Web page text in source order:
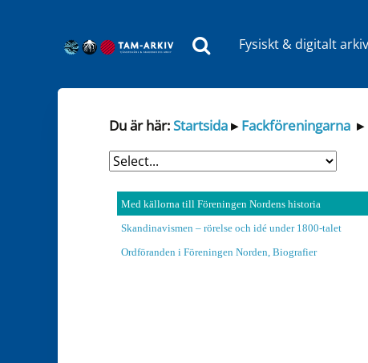
Huvudnavigering
Fysiskt & digitalt arkiv
Du är här:Startsida▸Fackföreningarna ▸
Med källorna till Föreningen Nordens historia
Skandinavismen – rörelse och idé under 1800-talet
Ordföranden i Föreningen Norden, Biografier